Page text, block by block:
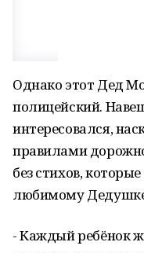
Однако этот Дед
полицейский.
интересовался,
правилами
без стихов,
любимому
- Каждый ребёнок